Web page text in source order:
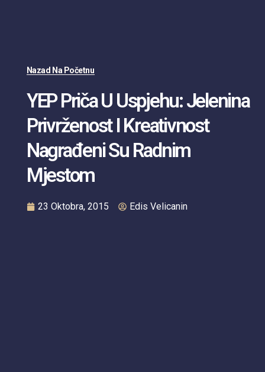
Nazad Na Početnu
YEP Priča U Uspjehu: Jelenina
Privrženost I Kreativnost
Nagrađeni Su Radnim
Mjestom
23 Oktobra, 2015 Edis Velicanin